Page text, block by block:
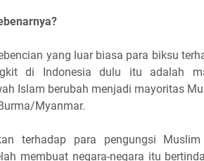
yang luar biasa para biksu
di Indonesia dulu itu adalah
Islam berubah menjadi mayoritas
Myanmar.
terhadap para pengungsi
membuat negara-negara itu